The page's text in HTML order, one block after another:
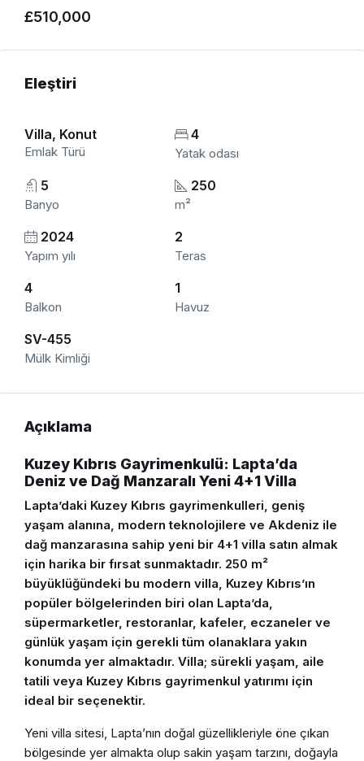
£510,000
Eleştiri
Villa, Konut
Emlak Türü
4
Yatak odası
5
Banyo
250
m²
2024
Yapım yılı
2
Teras
4
Balkon
1
Havuz
SV-455
Mülk Kimliği
Açıklama
Kuzey Kıbrıs Gayrimenkulü: Lapta’da
Deniz ve Dağ Manzaralı Yeni 4+1 Villa
Lapta’daki Kuzey Kıbrıs gayrimenkulleri, geniş
yaşam alanına, modern teknolojilere ve Akdeniz ile
dağ manzarasına sahip yeni bir 4+1 villa satın almak
için harika bir fırsat sunmaktadır. 250 m²
büyüklüğündeki bu modern villa, Kuzey Kıbrıs’ın
popüler bölgelerinden biri olan Lapta’da,
süpermarketler, restoranlar, kafeler, eczaneler ve
günlük yaşam için gerekli tüm olanaklara yakın
konumda yer almaktadır. Villa; sürekli yaşam, aile
tatili veya Kuzey Kıbrıs gayrimenkul yatırımı için
ideal bir seçenektir.
Yeni villa sitesi, Lapta’nın doğal güzellikleriyle öne çıkan
bölgesinde yer almakta olup sakin yaşam tarzını, doğayla